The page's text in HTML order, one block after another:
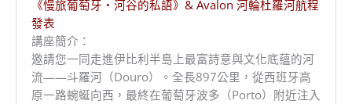
《慢旅葡萄牙・河谷的私語》& Avalon 河輪杜羅河航程
發表
講座簡介：
邀請您一同走進伊比利半島上最富詩意與文化底蘊的河
流——斗羅河（Douro）。全長897公里，從西班牙高
原一路蜿蜒向西，最終在葡萄牙波多（Porto）附近注入